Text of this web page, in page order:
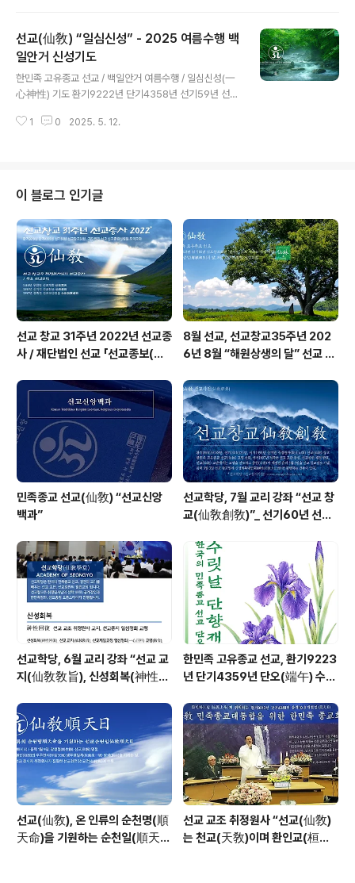
뷰365 선교(仙敎), 5월 가정의 달 맞아 “선가정 한울법
회” 개최 (2025.5.16일자) 선교(仙敎), 5월 가정의 달 맞
아 '선가정 한울법회' 개최 - 인터뷰365 - 대한민국 인터
넷대상 최우인터뷰365 임성규 기자 = 올해로 창교 34주
년을 맞은 한민족 고유종교 선교(仙敎) 교단은 5월 15일
가정의 날을 맞아 선교종단 재단법인 선교(仙敎)..
선교(仙敎) “일심신성” - 2025 여름수행 백
일안거 신성기도
한민족 고유종교 선교 / 백일안거 여름수행 / 일심신성(一
心神性) 기도 환기9222년 단기4358년 선기59년 선교
日安居神性祈禱 초재일初齋日 / 2025년 5월 9일(陰
유문(敎喩文)」 - 선교중앙종무원 포선 ※ 선교 정기간행물
“仙敎” 특별호 『정화수기도』 - 선교총림 시정원주님 [선
교의례집] 1권 ※ 환기 9222년 을사년, 선교(仙敎) 교단의
백일안거 여름수행은 재단법인 선교에서 반포한 취정원사
님의 「을사년(乙巳年) 백일안거(百日安居) 교유문(敎喩
文)」에 근거하여..
1 0 2025. 5. 12.
이 블로그 인기글
선교 창교 31주년 2022년 선교종
사 / 재단법인 선교 「선교종보(仙
8월 선교, 선교창교35주년 202
6년 8월 “해원상생의 달” 선교 법
민족종교 선교(仙敎) “선교신앙
백과”
선교학당, 7월 교리 강좌 “선교 창
교(仙敎創敎)”_ 선기60년 선교
선교학당, 6월 교리 강좌 “선교 교
지(仙敎敎旨), 신성회복(神性回
열린학당
한민족 고유종교 선교, 환기9223
년 단기4359년 단오(端午) 수릿
사님 신성교화법문
선교(仙敎), 온 인류의 순천명(順
天命)을 기원하는 순천일(順天
선교 교조 취정원사 “선교(仙敎)
는 천교(天敎)이며 환인교(桓因